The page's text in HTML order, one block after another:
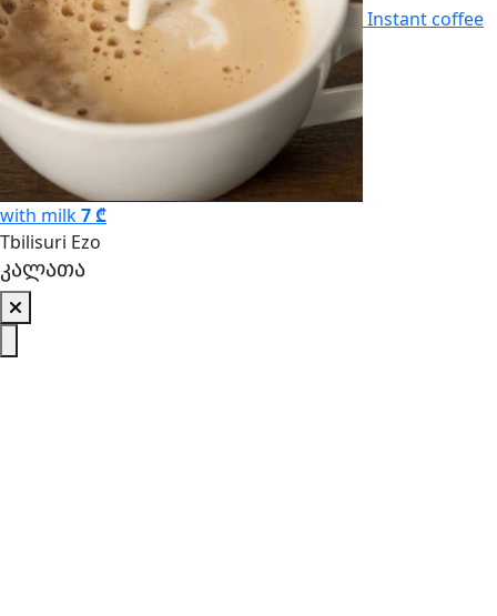
Instant coffee
with milk7 ₾
Tbilisuri Ezo
კალათა